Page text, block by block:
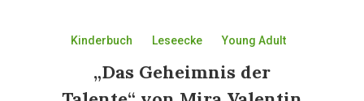
Kinderbuch Leseecke Young Adult
„Das Geheimnis der